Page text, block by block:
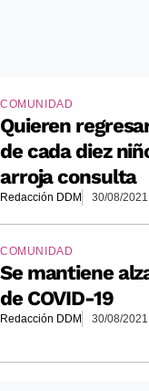
COMUNIDAD
Quieren
de cada diez
arroja consulta
Redacción DDM 30/08/2021
COMUNIDAD
Se mantiene
de COVID-19
Redacción DDM 30/08/2021